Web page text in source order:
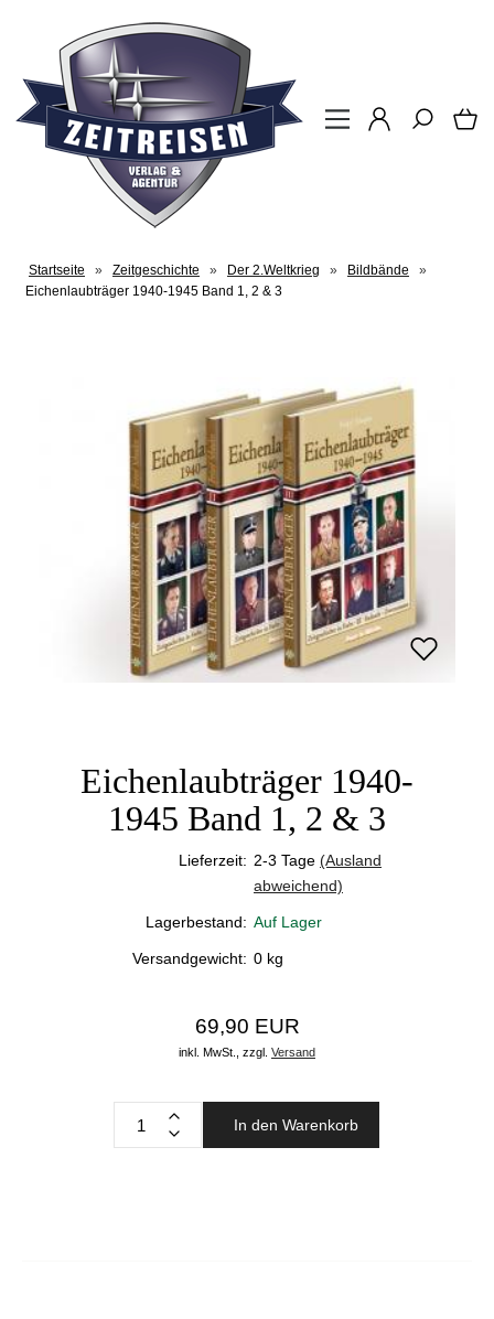
Startseite » Zeitgeschichte » Der 2.Weltkrieg » Bildbände
»
Eichenlaubträger 1940-1945 Band 1, 2 & 3
Eichenlaubträger 1940-
1945 Band 1, 2 & 3
Lieferzeit: 2-3 Tage (Ausland
abweichend)
Lagerbestand: Auf Lager
Versandgewicht: 0 kg
69,90 EUR
inkl. MwSt., zzgl. Versand
In den Warenkorb